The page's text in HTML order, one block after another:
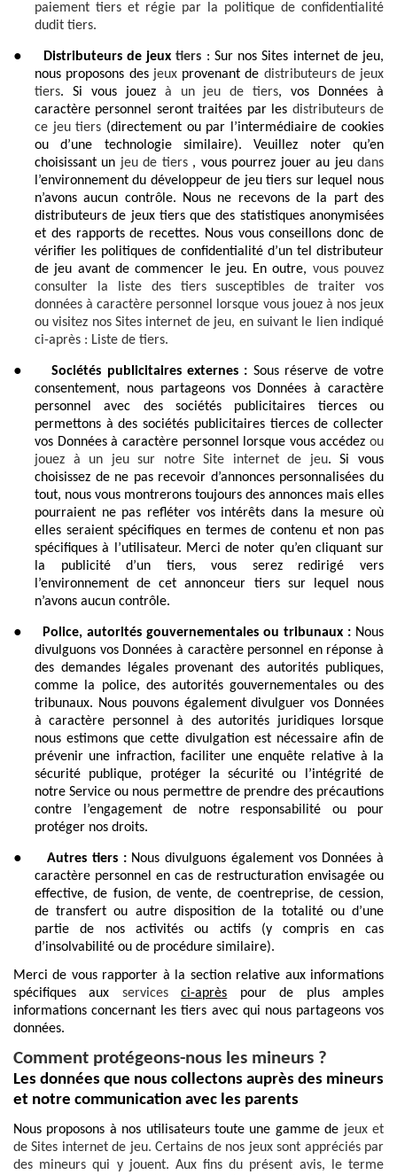
paiement tiers et régie par la politique de confidentialité
dudit tiers.
● Distributeurs de jeuxtiers : Sur nos Sites internet de jeu,
nous proposons des jeuxprovenant de distributeurs de jeux
tiers. Si vous jouez à un jeu de tiers, vos Données à
caractère personnel seront traitées par les distributeurs de
ce jeu tiers (directement ou par l’intermédiaire de cookies
ou d’une technologie similaire). Veuillez noter qu’en
choisissant un jeu de tiers , vous pourrez jouer au jeudans
l’environnement du développeur de jeu tiers sur lequel nous
n’avons aucun contrôle. Nous ne recevons de la part des
distributeurs de jeux tiers que des statistiques anonymisées
et des rapports de recettes. Nous vous conseillons donc de
vérifier les politiques de confidentialité d’un tel distributeur
de jeu avant de commencer le jeu. En outre, vous pouvez
consulter la liste des tiers susceptibles de traiter vos
données à caractère personnel lorsque vous jouez à nos jeux
ou visitez nos Sites internet de jeu, en suivant le lien indiqué
ci-après : Liste de tiers.
● Sociétés publicitaires externes : Sous réserve de votre
consentement, nous partageons vos Données à caractère
personnel avec des sociétés publicitaires tierces ou
permettons à des sociétés publicitaires tierces de collecter
vos Données à caractère personnel lorsque vous accédez ou
jouez à un jeu sur notre Site internet de jeu. Si vous
choisissez de ne pas recevoir d’annonces personnalisées du
tout, nous vous montrerons toujours des annonces mais elles
pourraient ne pas refléter vos intérêts dans la mesure où
elles seraient spécifiques en termes de contenu et non pas
spécifiques à l’utilisateur. Merci de noter qu’en cliquant sur
la publicité d’un tiers, vous serez redirigé vers
l’environnement de cet annonceur tiers sur lequel nous
n’avons aucun contrôle.
● Police, autorités gouvernementales ou tribunaux :Nous
divulguons vos Données à caractère personnel en réponse à
des demandes légales provenant des autorités publiques,
comme la police, des autorités gouvernementales ou des
tribunaux. Nous pouvons également divulguer vos Données
à caractère personnel à des autorités juridiques lorsque
nous estimons que cette divulgation est nécessaire afin de
prévenir une infraction, faciliter une enquête relative à la
sécurité publique, protéger la sécurité ou l’intégrité de
notre Service ou nous permettre de prendre des précautions
contre l’engagement de notre responsabilité ou pour
protéger nos droits.
● Autres tiers :Nous divulguons également vos Données à
caractère personnel en cas de restructuration envisagée ou
effective, de fusion, de vente, de coentreprise, de cession,
de transfert ou autre disposition de la totalité ou d’une
partie de nos activités ou actifs (y compris en cas
d’insolvabilité ou de procédure similaire).
Merci de vous rapporter à la section relative aux informations
spécifiques aux services ci-après pour de plus amples
informations concernant les tiers avec qui nous partageons vos
données.
Comment protégeons-nous les mineurs ?
Les données que nous collectons auprès des mineurs
et notre communication avec les parents
Nous proposons à nos utilisateurs toute une gamme de jeux et
de Sites internet de jeu. Certains de nos jeux sont appréciés par
des mineurs qui y jouent. Aux fins du présent avis, le terme